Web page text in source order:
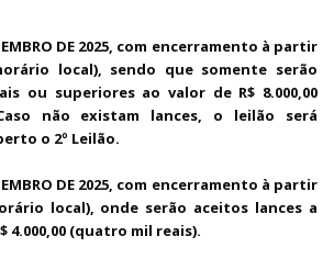
DE 2025, com encerramento à partir
local), sendo que somente serão
ou superiores ao valor de R$ 8.000,00
não existam lances, o leilão será
o 2º Leilão.
DE 2025, com encerramento à partir
local), onde serão aceitos lances a
4.000,00 (quatro mil reais).